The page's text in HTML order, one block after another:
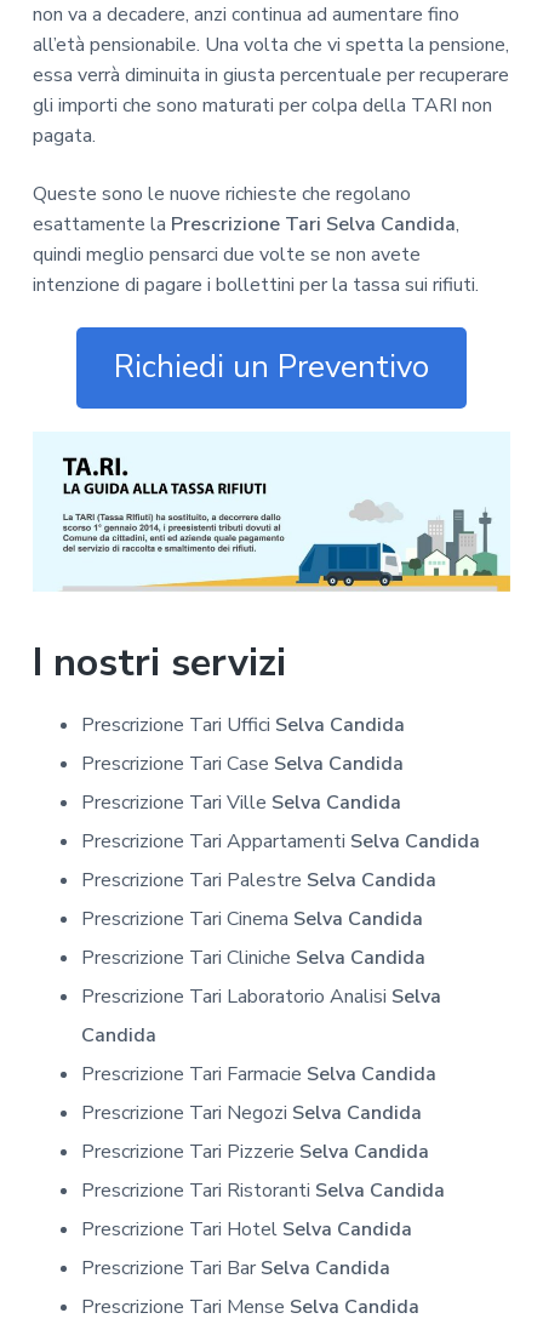
non va a decadere, anzi continua ad aumentare fino
all’età pensionabile. Una volta che vi spetta la pensione,
essa verrà diminuita in giusta percentuale per recuperare
gli importi che sono maturati per colpa della TARI non
pagata.
Queste sono le nuove richieste che regolano
esattamente la Prescrizione Tari Selva Candida,
quindi meglio pensarci due volte se non avete
intenzione di pagare i bollettini per la tassa sui rifiuti.
Richiedi un Preventivo
I nostri servizi
Prescrizione Tari Uffici Selva Candida
Prescrizione Tari Case Selva Candida
Prescrizione Tari Ville Selva Candida
Prescrizione Tari Appartamenti Selva Candida
Prescrizione Tari Palestre Selva Candida
Prescrizione Tari Cinema Selva Candida
Prescrizione Tari Cliniche Selva Candida
Prescrizione Tari Laboratorio Analisi Selva
Candida
Prescrizione Tari Farmacie Selva Candida
Prescrizione Tari Negozi Selva Candida
Prescrizione Tari Pizzerie Selva Candida
Prescrizione Tari Ristoranti Selva Candida
Prescrizione Tari Hotel Selva Candida
Prescrizione Tari Bar Selva Candida
Prescrizione Tari Mense Selva Candida